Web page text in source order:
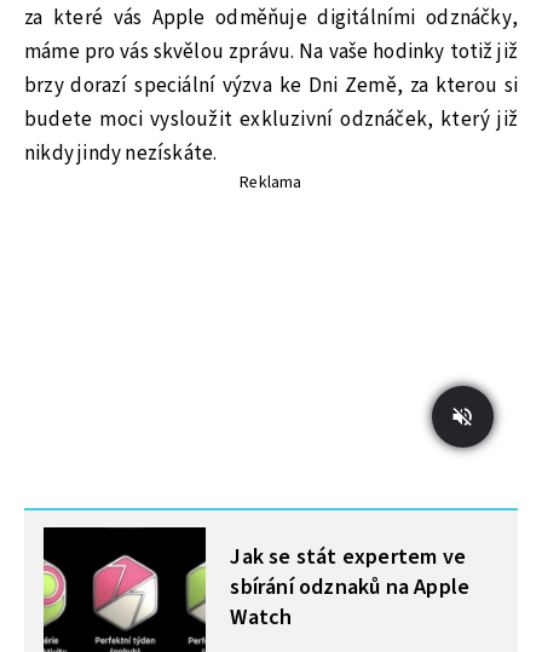
za které vás Apple odměňuje digitálními odznáčky,
máme pro vás skvělou zprávu. Na vaše hodinky totiž již
brzy dorazí speciální výzva ke Dni Země, za kterou si
budete moci vysloužit exkluzivní odznáček, který již
nikdy jindy nezískáte.
Reklama
MOHLO BY VÁS ZAJÍMAT
Jak se stát expertem ve
sbírání odznaků na Apple
Watch